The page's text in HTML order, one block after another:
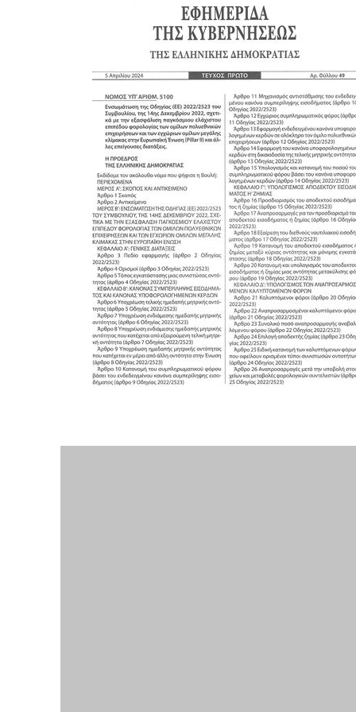
Το να βλέπετε αυτά τα
βρίσκουμε κάποια
- Κρατάμε τη
ικανότητα να
Η απλή αλήθεια είναι
ενημέρωση είναι